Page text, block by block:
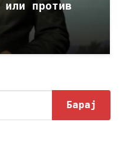
против
Барај